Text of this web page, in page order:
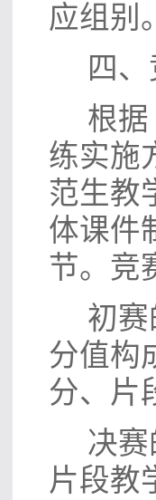
应组别
四
根
练实施
范生教
体课件
节。竞
初
分值构
分、片
决
片段教